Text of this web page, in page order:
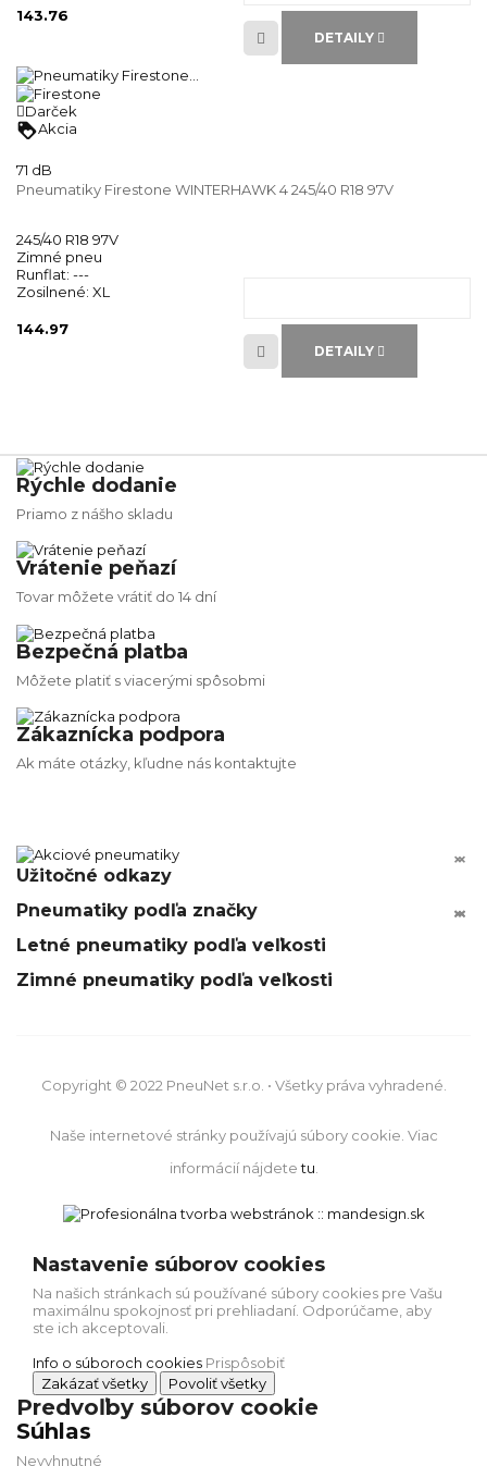
143.76
DETAILY
Darček
loyaltyAkcia
71 dB
Pneumatiky Firestone WINTERHAWK 4 245/40 R18 97V
245/40 R18 97V
Zimné pneu
Runflat: ---
Zosilnené: XL
144.97
DETAILY
Rýchle dodanie
Priamo z nášho skladu
Vrátenie peňazí
Tovar môžete vrátiť do 14 dní
Bezpečná platba
Môžete platiť s viacerými spôsobmi
Zákaznícka podpora
Ak máte otázky, kľudne nás kontaktujte
Užitočné odkazy


Pneumatiky podľa značky 

Letné pneumatiky podľa veľkosti


Zimné pneumatiky podľa veľkosti


Copyright © 2022 PneuNet s.r.o. • Všetky práva vyhradené.
Naše internetové stránky používajú súbory cookie. Viac
informácií nájdetetu
Nastavenie súborov cookies
Na našich stránkach sú používané súbory cookies pre Vašu
maximálnu spokojnosť pri prehliadaní. Odporúčame, aby
ste ich akceptovali.
Info o súboroch cookies Prispôsobiť
Zakázať všetky
Povoliť všetky
Predvoľby súborov cookie
Súhlas
Nevyhnutné